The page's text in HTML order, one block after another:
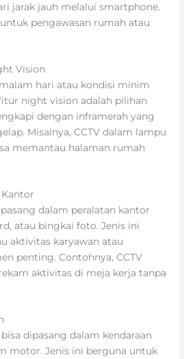
jarak jauh melalui smartphone.
pengawasan rumah atau
Vision
hari atau kondisi minim
night vision adalah pilihan
dengan inframerah yang
Misalnya, CCTV dalam lampu
memantau halaman rumah
Kantor
dalam peralatan kantor
atau bingkai foto. Jenis ini
aktivitas karyawan atau
penting. Contohnya, CCTV
aktivitas di meja kerja tanpa
dipasang dalam kendaraan
motor. Jenis ini berguna untuk